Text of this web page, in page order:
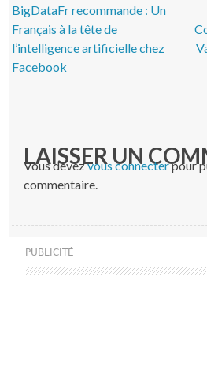
BigDataFr recommande : Un
Français à la tête de
l’intelligence artificielle chez
Facebook
LAISSER UN
Vous devezvous connecterpour
commentaire.
PUBLICITÉ